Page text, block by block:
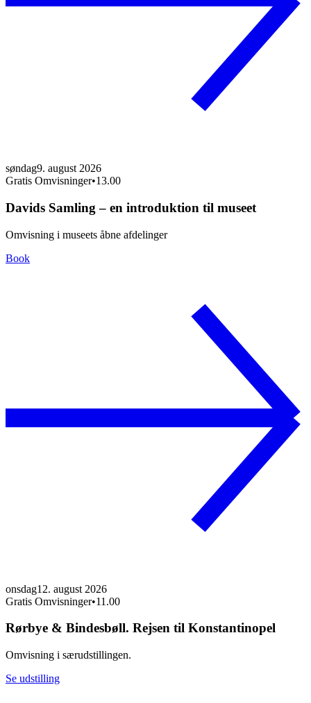
søndag9. august 2026
Gratis Omvisninger•13.00
Davids Samling – en introduktion til museet
Omvisning i museets åbne afdelinger
Book
onsdag12. august 2026
Gratis Omvisninger•11.00
Rørbye & Bindesbøll. Rejsen til Konstantinopel
Omvisning i særudstillingen.
Se udstilling